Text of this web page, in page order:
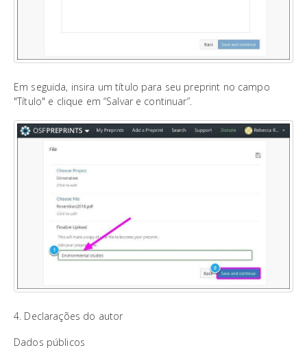
Em seguida, insira um título para seu preprint no campo
"Título" e clique em “Salvar e continuar”.
4. Declarações do autor
Dados públicos